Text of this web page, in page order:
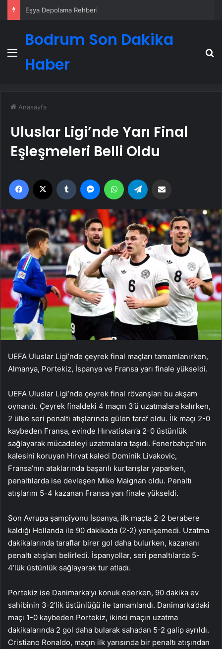
Eşya Depolama Rehberi
Menü
Bodrum Son Dakika
Haber
Anasayfa
Uluslar Ligi’nde Yarı Final
Eşleşmeleri Belli Oldu
Facebook Tumblr MessengerWhatsApp
UEFA Uluslar Ligi’nde çeyrek final maçları tamamlanırken,
Almanya, Portekiz, İspanya ve Fransa yarı finale yükseldi.
UEFA Uluslar Ligi’nde çeyrek final rövanşları bu akşam
oynandı. Çeyrek finaldeki 4 maçın 3’ü uzatmalara kalırken,
2 ülke seri penaltı atışlarında gülen taraf oldu. İlk maçı 2-0
kaybeden Fransa, evinde Hırvatistan’a 2-0 üstünlük
sağlayarak mücadeleyi uzatmalara taşıdı. Fenerbahçe’nin
kalesini koruyan Hırvat kaleci Dominik Livakovic,
Fransa’nın ataklarında başarılı kurtarışlar yaparken,
penaltılarda ise devleşen Mike Maignan oldu. Penaltı
atışlarını 5-4 kazanan Fransa yarı finale yükseldi.
Son Avrupa şampiyonu İspanya, ilk maçta 2-2 berabere
kaldığı Hollanda ile 90 dakikada (2-2) yenişemedi. Uzatma
dakikalarında taraflar birer gol daha bulurken, kazananı
penaltı atışları belirledi. İspanyollar, seri penaltılarda 5-
4’lük üstünlük sağlayarak tur atladı.
Portekiz ise Danimarka’yı konuk ederken, 90 dakika ev
sahibinin 3-2’lik üstünlüğü ile tamamlandı. Danimarka’daki
maçı 1-0 kaybeden Portekiz, ikinci maçın uzatma
dakikalarında 2 gol daha bularak sahadan 5-2 galip ayrıldı.
Cristiano Ronaldo, maçın ilk yarısında bir penaltı atışından